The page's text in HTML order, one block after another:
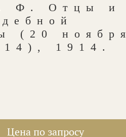
Ф. Отцы и
(20 ноября
1914.
Цена по запросу